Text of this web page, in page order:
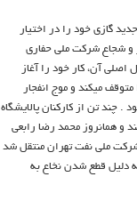
میرفت تا مخزن جدید گازی خود را در اختیار
و شجاع شرکت ملی حفاری
آن، کار خود را آغاز
میکند و موج انفجار
چند تن از کارکنان پالایشگاه
و همانروز محمد رضا رابعی
ملی نفت تهران منتقل شد
دلیل قطع شدن نخاع به